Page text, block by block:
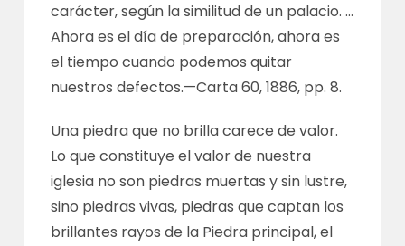
carácter, según la similitud de un palacio. …
Ahora es el día de preparación, ahora es
el tiempo cuando podemos quitar
nuestros defectos.—Carta 60, 1886, pp. 8.
Una piedra que no brilla carece de valor.
Lo que constituye el valor de nuestra
iglesia no son piedras muertas y sin lustre,
sino piedras vivas, piedras que captan los
brillantes rayos de la Piedra principal, el